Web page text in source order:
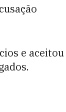
e aceitou